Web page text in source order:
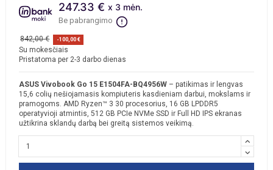
247.33 € x 3 mėn.
Be pabrangimo
842,00 € -100,00 €
Su mokesčiais
Pristatoma per 2-3 darbo dienas
ASUS Vivobook Go 15 E1504FA-BQ4956W – patikimas ir lengvas
15,6 colių nešiojamasis kompiuteris kasdieniam darbui, mokslams ir
pramogoms. AMD Ryzen™ 3 30 procesorius, 16 GB LPDDR5
operatyvioji atmintis, 512 GB PCIe NVMe SSD ir Full HD IPS ekranas
užtikrina sklandų darbą bei greitą sistemos veikimą.